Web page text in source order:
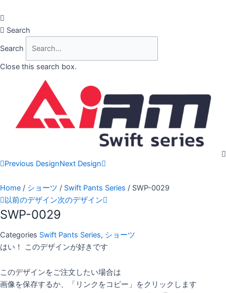
to
content
Search
Search
Close this search box.
Previous DesignNext Design
Home / ショーツ / Swift Pants Series / SWP-0029
以前のデザイン次のデザイン
SWP-0029
Categories Swift Pants Series, ショーツ
はい！ このデザインが好きです
このデザインをご注文したい場合は
画像を保存するか、「リンクをコピー」をクリックします